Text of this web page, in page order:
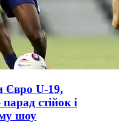
Євро U-19,
стійок і
шоу